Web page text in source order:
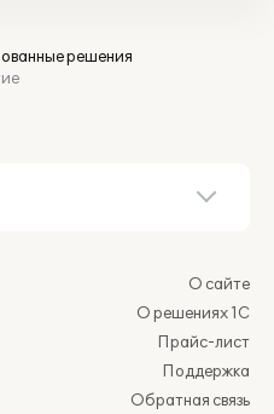
решения
О сайте
О решениях 1С
Прайс-лист
Поддержка
Обратная связь